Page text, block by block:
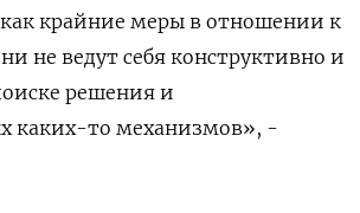
крайние меры в отношении к
не ведут себя конструктивно и
решения и
каких-то механизмов», -